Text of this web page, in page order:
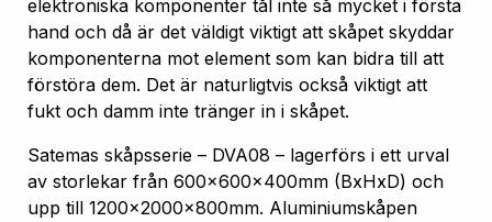
elektroniska komponenter tål inte så mycket i första
hand och då är det väldigt viktigt att skåpet skyddar
komponenterna mot element som kan bidra till att
förstöra dem. Det är naturligtvis också viktigt att
fukt och damm inte tränger in i skåpet.
Satemas skåpsserie – DVA08 – lagerförs i ett urval
av storlekar från 600x600x400mm (BxHxD) och
upp till 1200x2000x800mm. Aluminiumskåpen